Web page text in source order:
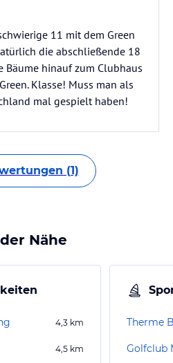
11 mit dem Green
die abschließende 18
Bäume hinauf zum Clubhaus
Klasse! Muss man als
mal gespielt haben!
(1)
Nähe
4,3 km
4,5 km
Therme
Golfclub